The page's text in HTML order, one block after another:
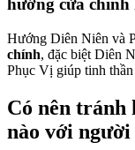
hướng cửa chính
Hướng Diên Niên và
chính, đặc biệt Diên
Phục Vị giúp tinh
Có nên tránh
nào với người